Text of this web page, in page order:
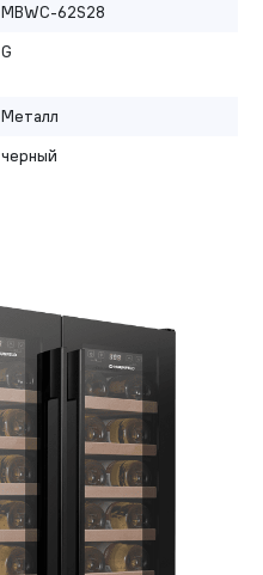
MBWC-62S28
G
Металл
черный